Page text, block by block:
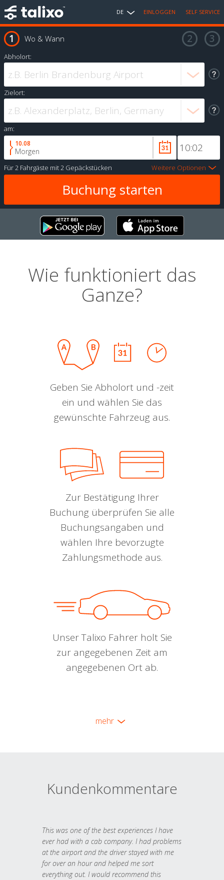
DE EINLOGGEN SELF SERVICE
Wo & Wann
Abholort:
Zielort:
am:
10.08
Morgen
Für2 Fahrgäste mit2 Gepäckstücken Weitere Optionen
Wie funktioniert das
Ganze?
Geben Sie Abholort und -zeit
ein und wählen Sie das
gewünschte Fahrzeug aus.
Zur Bestätigung Ihrer
Buchung überprüfen Sie alle
Buchungsangaben und
wählen Ihre bevorzugte
Zahlungsmethode aus.
Unser Talixo Fahrer holt Sie
zur angegebenen Zeit am
angegebenen Ort ab.
mehr
Kundenkommentare
This was one of the best experiences I have
ever had with a cab company. I had problems
at the airport and the driver stayed with me
for over an hour and helped me sort
everything out. I would recommend this